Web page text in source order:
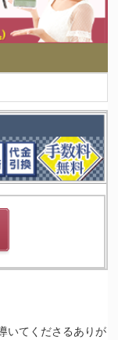
いてくださるありが